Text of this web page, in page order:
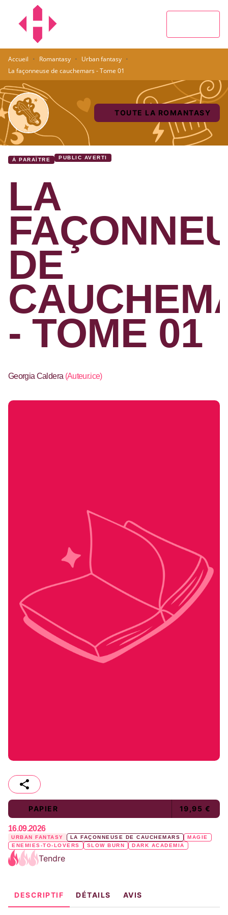
MENU
Accueil · Romantasy · Urban fantasy ·
La façonneuse de cauchemars - Tome 01
TOUTE LA ROMANTASY
PAPIER 19,95 €
À PARAÎTRE PUBLIC AVERTI
LA
DE
- TOME 01
Georgia Caldera (Auteur.ice)
16.09.2026
URBAN FANTASY LA FAÇONNEUSE DE CAUCHEMARS
MAGIE
ENEMIES-TO-LOVERS
SLOW BURN DARK ACADEMIA
Tendre
DESCRIPTIF DÉTAILS AVIS